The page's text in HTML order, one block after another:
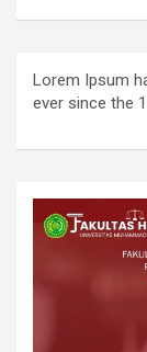
Lorem Ipsum
ever since the